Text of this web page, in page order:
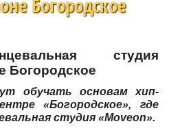
Богородское
студия
Богородское
обучать основам хип-
«Богородское», где
студия «Moveon».